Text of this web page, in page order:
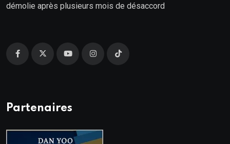
démolie après plusieurs mois de désaccord
Partenaires